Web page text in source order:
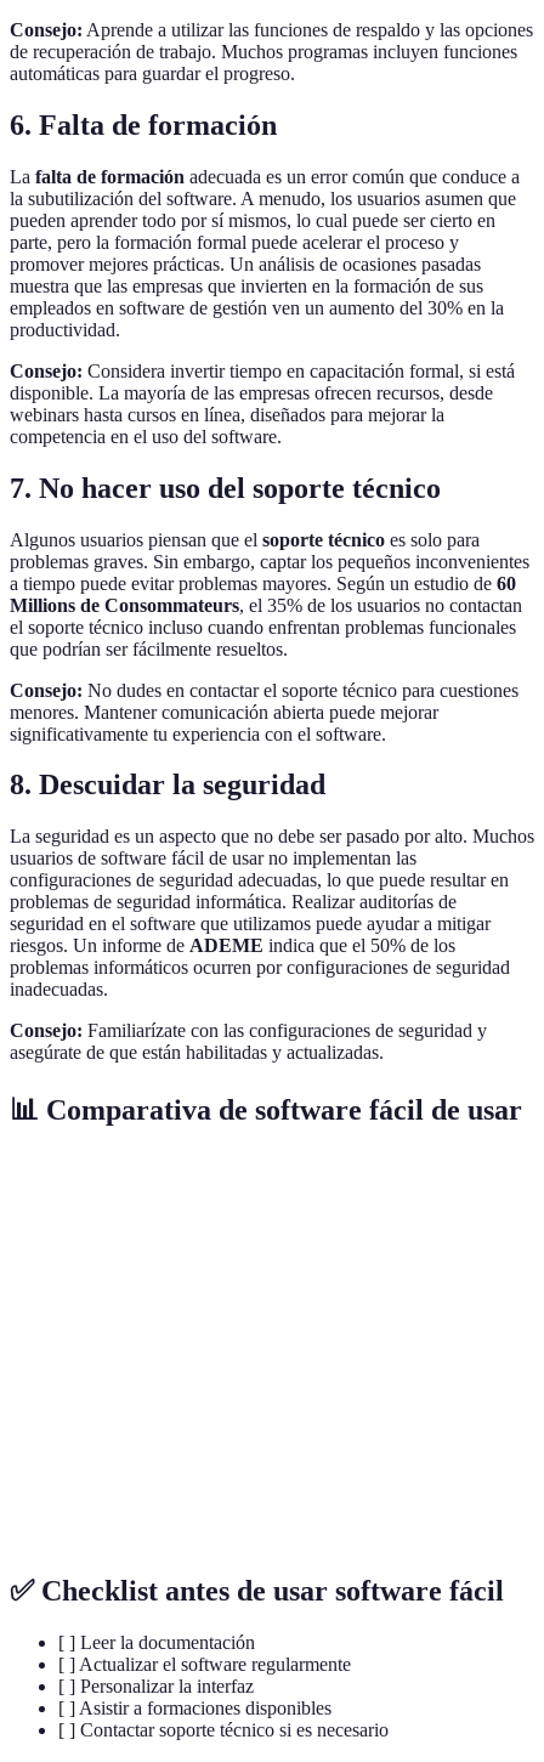
Consejo: Aprende a utilizar las funciones de respaldo y las opciones
de recuperación de trabajo. Muchos programas incluyen funciones
automáticas para guardar el progreso.
6. Falta de formación
La falta de formación adecuada es un error común que conduce a
la subutilización del software. A menudo, los usuarios asumen que
pueden aprender todo por sí mismos, lo cual puede ser cierto en
parte, pero la formación formal puede acelerar el proceso y
promover mejores prácticas. Un análisis de ocasiones pasadas
muestra que las empresas que invierten en la formación de sus
empleados en software de gestión ven un aumento del 30% en la
productividad.
Consejo: Considera invertir tiempo en capacitación formal, si está
disponible. La mayoría de las empresas ofrecen recursos, desde
webinars hasta cursos en línea, diseñados para mejorar la
competencia en el uso del software.
7. No hacer uso del soporte técnico
Algunos usuarios piensan que el soporte técnico es solo para
problemas graves. Sin embargo, captar los pequeños inconvenientes
a tiempo puede evitar problemas mayores. Según un estudio de 60
Millions de Consommateurs, el 35% de los usuarios no contactan
el soporte técnico incluso cuando enfrentan problemas funcionales
que podrían ser fácilmente resueltos.
Consejo: No dudes en contactar el soporte técnico para cuestiones
menores. Mantener comunicación abierta puede mejorar
significativamente tu experiencia con el software.
8. Descuidar la seguridad
La seguridad es un aspecto que no debe ser pasado por alto. Muchos
usuarios de software fácil de usar no implementan las
configuraciones de seguridad adecuadas, lo que puede resultar en
problemas de seguridad informática. Realizar auditorías de
seguridad en el software que utilizamos puede ayudar a mitigar
riesgos. Un informe de ADEME indica que el 50% de los
problemas informáticos ocurren por configuraciones de seguridad
inadecuadas.
Consejo: Familiarízate con las configuraciones de seguridad y
asegúrate de que están habilitadas y actualizadas.
📊 Comparativa de software fácil de usar
✅ Checklist antes de usar software fácil
[ ] Leer la documentación
[ ] Actualizar el software regularmente
[ ] Personalizar la interfaz
[ ] Asistir a formaciones disponibles
[ ] Contactar soporte técnico si es necesario